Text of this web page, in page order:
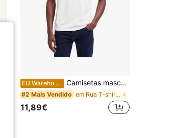
EU Warehouse Camisetas masculinas
#2 Mais Vendido em Rua T-shirts masculinas
11,89€